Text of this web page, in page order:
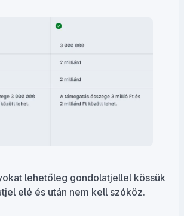
lehetőleg gondolatjellel kössük
elé és után nem kell szóköz.